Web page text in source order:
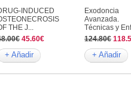
INDUCED
THE J...
45.60€
+ Añadir
Exodoncia
Avanzada.
Técnicas y
124.80€
+ Añadir